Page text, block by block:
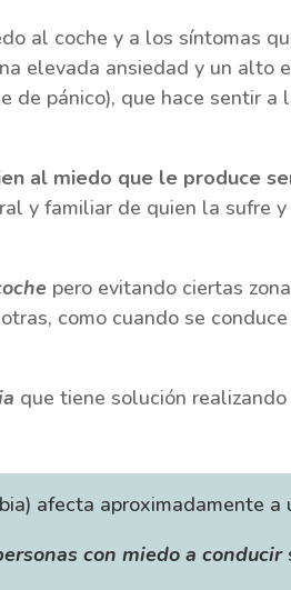
al coche y a los síntomas
elevada ansiedad y un alto
de pánico), que hace sentir a
al miedo que le produce
y familiar de quien la sufre
pero evitando ciertas
como cuando se
que tiene solución
afecta aproximadamente a
con miedo a conducir